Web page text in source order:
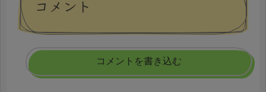
コメント
コメントを書き込む